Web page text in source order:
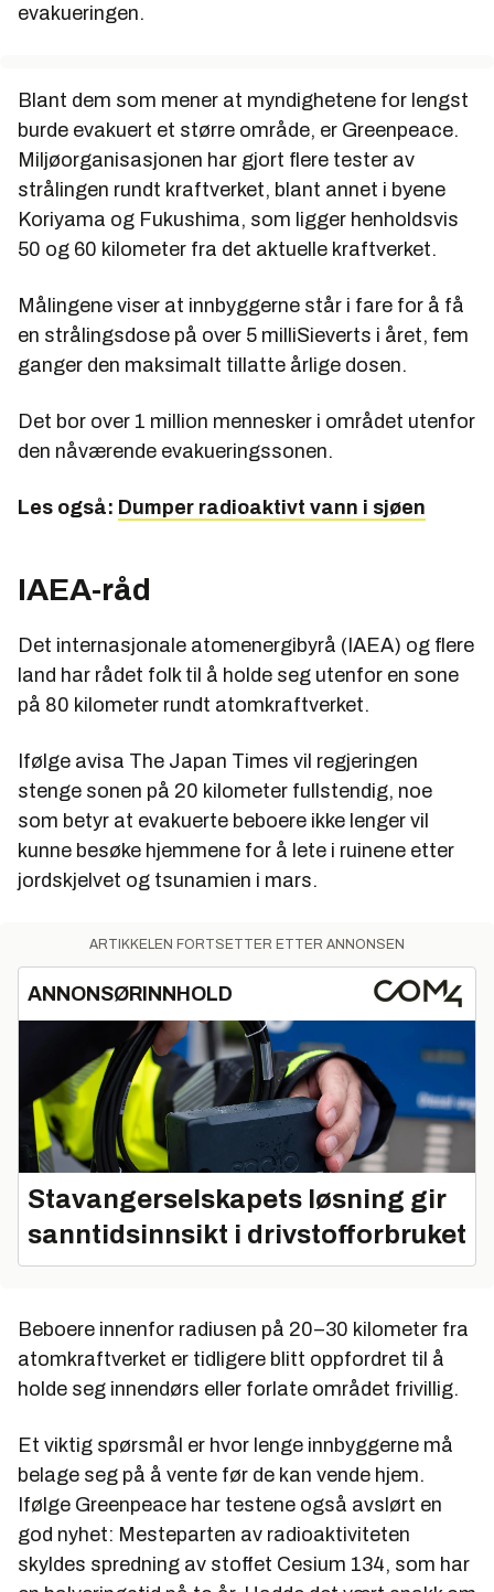
evakueringen.
Blant dem som mener at myndighetene for lengst
burde evakuert et større område, er Greenpeace.
Miljøorganisasjonen har gjort flere tester av
strålingen rundt kraftverket, blant annet i byene
Koriyama og Fukushima, som ligger henholdsvis
50 og 60 kilometer fra det aktuelle kraftverket.
Målingene viser at innbyggerne står i fare for å få
en strålingsdose på over 5 milliSieverts i året, fem
ganger den maksimalt tillatte årlige dosen.
Det bor over 1 million mennesker i området utenfor
den nåværende evakueringssonen.
Les også: Dumper radioaktivt vann i sjøen
IAEA-råd
Det internasjonale atomenergibyrå (IAEA) og flere
land har rådet folk til å holde seg utenfor en sone
på 80 kilometer rundt atomkraftverket.
Ifølge avisa The Japan Times vil regjeringen
stenge sonen på 20 kilometer fullstendig, noe
som betyr at evakuerte beboere ikke lenger vil
kunne besøke hjemmene for å lete i ruinene etter
jordskjelvet og tsunamien i mars.
ARTIKKELEN FORTSETTER ETTER ANNONSEN
ANNONSØRINNHOLD
Stavangerselskapets løsning gir
sanntidsinnsikt i drivstofforbruket
Beboere innenfor radiusen på 20–30 kilometer fra
atomkraftverket er tidligere blitt oppfordret til å
holde seg innendørs eller forlate området frivillig.
Et viktig spørsmål er hvor lenge innbyggerne må
belage seg på å vente før de kan vende hjem.
Ifølge Greenpeace har testene også avslørt en
god nyhet: Mesteparten av radioaktiviteten
skyldes spredning av stoffet Cesium 134, som har